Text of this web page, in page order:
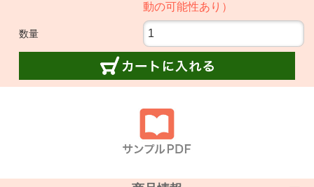
動の可能性あり）
数量